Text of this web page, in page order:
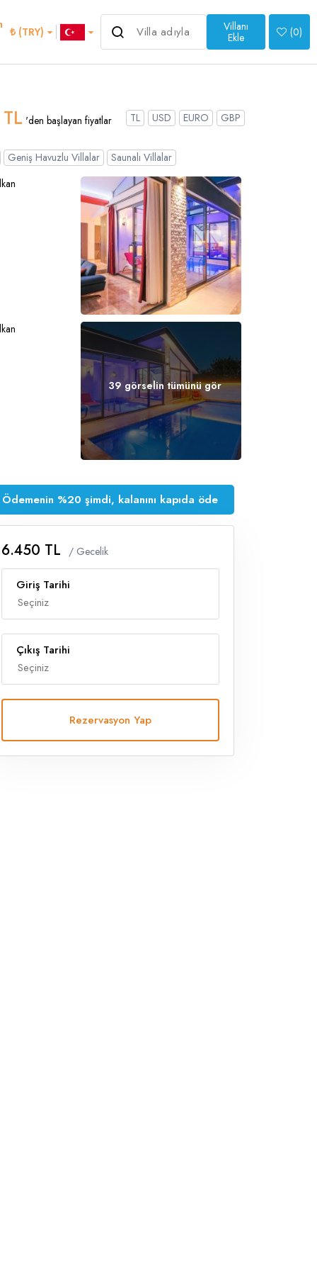
₺ (TRY)
Villanı
Ekle
(0)
'den başlayan fiyatlar TL USD EURO GBP
Geniş Havuzlu Villalar Saunalı Villalar
39 görselin tümünü gör
6.450 ₺ 'den başlayan fiyatlar
Ödemenin %20 şimdi, kalanını kapıda öde
6.450 TL / Gecelik
Giriş Tarihi
Çıkış Tarihi
Rezervasyon Yap
Italian
>